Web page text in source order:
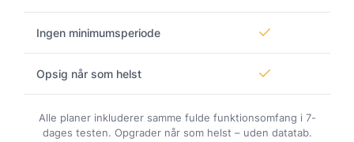
Ingen minimumsperiode
Opsig når som helst
Alle planer inkluderer samme fulde funktionsomfang i 7-
dages testen. Opgrader når som helst – uden datatab.